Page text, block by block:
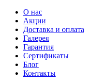
О нас
Акции
Доставка и оплата
Галерея
Гарантия
Сертификаты
Блог
Контакты